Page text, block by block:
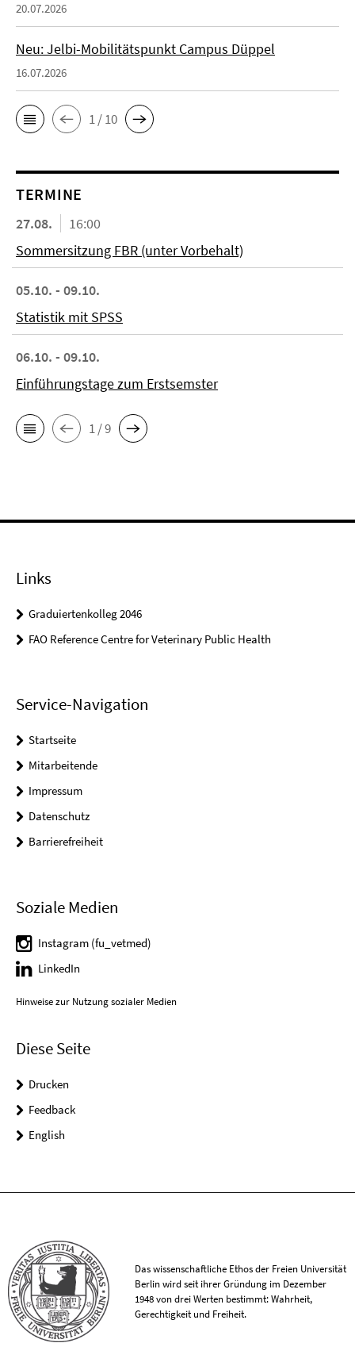
20.07.2026
Neu: Jelbi-Mobilitätspunkt Campus Düppel
16.07.2026
1 / 10
TERMINE
27.08.
16:00
Sommersitzung FBR (unter Vorbehalt)
05.10. - 09.10.
Statistik mit SPSS
06.10. - 09.10.
Einführungstage zum Erstsemster
1 / 9
Links
Graduiertenkolleg 2046
FAO Reference Centre for Veterinary Public Health
Service-Navigation
Startseite
Mitarbeitende
Impressum
Datenschutz
Barrierefreiheit
Soziale Medien
Instagram (fu_vetmed)
LinkedIn
Hinweise zur Nutzung sozialer Medien
Diese Seite
Drucken
Feedback
English
Das wissenschaftliche Ethos der Freien Universität
Berlin wird seit ihrer Gründung im Dezember
1948 von drei Werten bestimmt: Wahrheit,
Gerechtigkeit und Freiheit.